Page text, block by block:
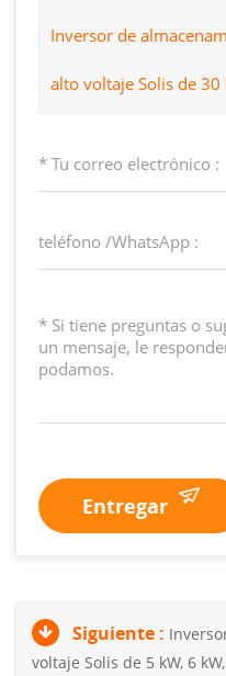
Inversor de
alto voltaje Solis de 30
Entregar
Siguiente :
voltaje Solis de 5 kW, 6